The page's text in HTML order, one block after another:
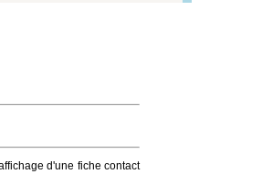
d'une fiche contact